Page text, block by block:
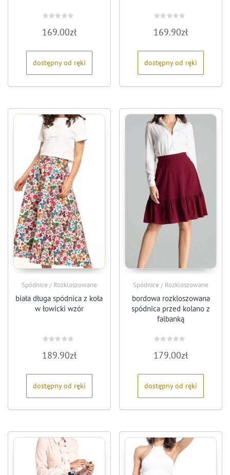
0
na
169.00zł
dostępny od ręki
0
na
169.90zł
dostępny od ręki
Spódnice / Rozkloszowane
biała długa spódnica z koła
w łowicki wzór
0
na
189.90zł
dostępny od ręki
Spódnice / Rozkloszowane
bordowa rozkloszowana
spódnica przed kolano z
falbanką
0
na
179.00zł
dostępny od ręki